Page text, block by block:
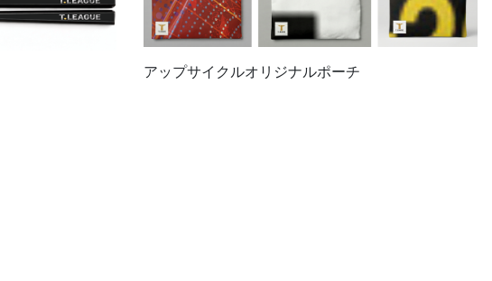
アップサイクルオリジナルポーチ